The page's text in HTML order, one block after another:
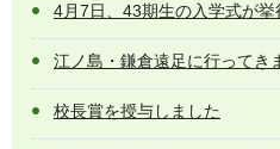
4月7日、43期生の入学式が挙
江ノ島・鎌倉遠足に行ってき
校長賞を授与しました